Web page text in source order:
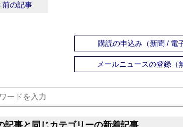
前の記事
購読の申込み（新聞 / 電
メールニュースの登録（
記事と同じカテゴリーの新着記事